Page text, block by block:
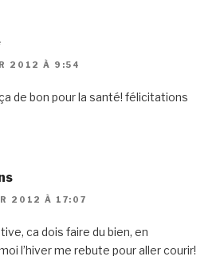
2012 À 9:54
ça de bon pour la santé! félicitations
2012 À 17:07
ca dois faire du bien, en
l’hiver me rebute pour aller courir!